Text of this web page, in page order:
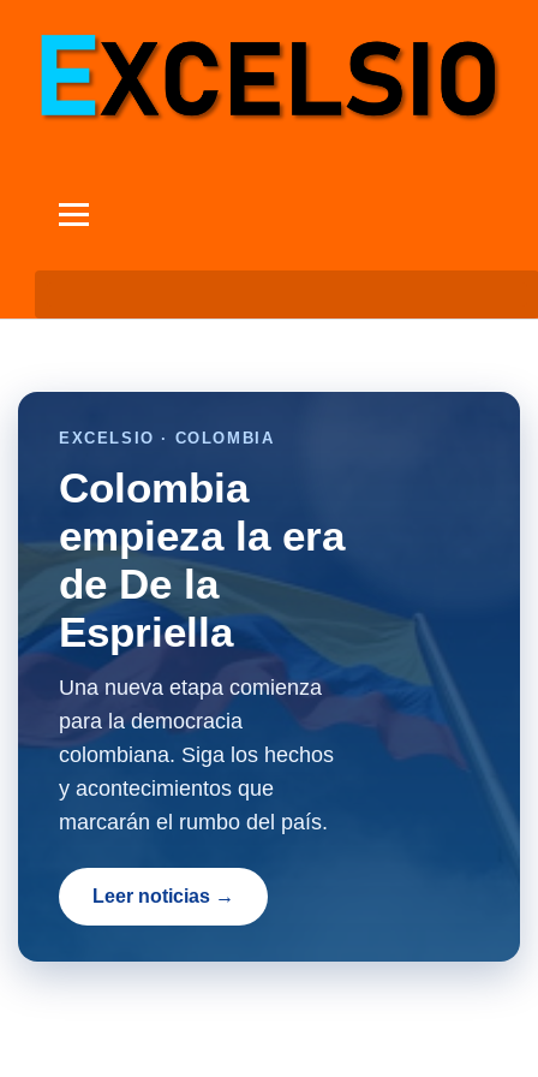
EXCELSIO · COLOMBIA
Colombia
empieza la era
de De la
Espriella
Una nueva etapa comienza
para la democracia
colombiana. Siga los hechos
y acontecimientos que
marcarán el rumbo del país.
Leer noticias →